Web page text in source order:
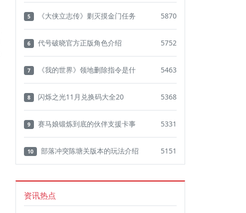
5 《大侠立志传》剿灭摸金门任务 5870
6 代号破晓官方正版角色介绍 5752
7 《我的世界》领地删除指令是什 5463
8 闪烁之光11月兑换码大全20 5368
9 赛马娘锻炼到底的伙伴支援卡事 5331
10 部落冲突陈塘关版本的玩法介绍 5151
资讯热点